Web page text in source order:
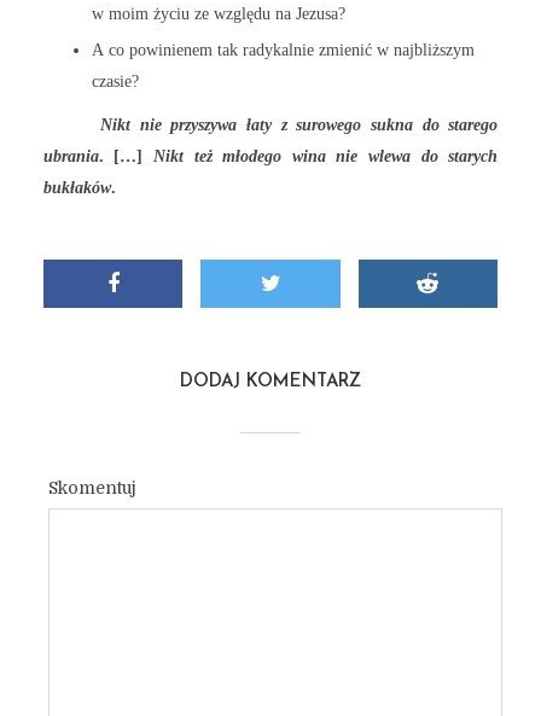
w moim życiu ze względu na Jezusa?
A co powinienem tak radykalnie zmienić w najbliższym
czasie?
Nikt nie przyszywa łaty z surowego sukna do starego
ubrania. […] Nikt też młodego wina nie wlewa do starych
bukłaków.
DODAJ KOMENTARZ
Skomentuj